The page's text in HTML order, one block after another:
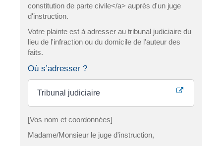
constitution de parte civile</a> auprès d'un juge
d'instruction.
Votre plainte est à adresser au tribunal judiciaire du
lieu de l'infraction ou du domicile de l'auteur des
faits.
Où s’adresser ?
Tribunal judiciaire
[Vos nom et coordonnées]
Madame/Monsieur le juge d'instruction,